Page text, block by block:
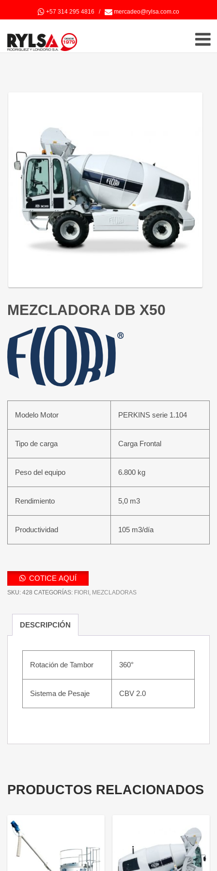
+57 314 295 4816 / mercadeo@rylsa.com.co
MEZCLADORA DB X50
Modelo Motor PERKINS serie 1.104
Tipo de carga Carga Frontal
Peso del equipo 6.800 kg
Rendimiento 5,0 m3
Productividad 105 m3/día
COTICE AQUÍ
SKU: 428 CATEGORÍAS: FIORI , MEZCLADORAS
DESCRIPCIÓN
Rotación de Tambor 360°
Sistema de Pesaje CBV 2.0
PRODUCTOS RELACIONADOS